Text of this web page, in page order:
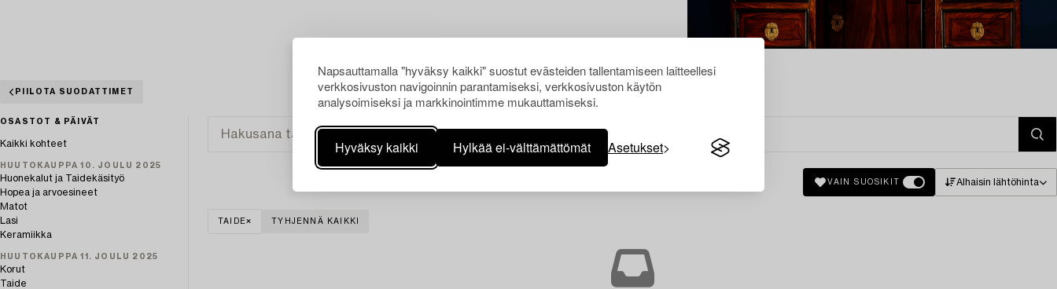
Napsauttamalla "hyväksy kaikki" suostut evästeiden tallentamiseen laitteellesi
verkkosivuston navigoinnin parantamiseksi, verkkosivuston käytön
analysoimiseksi ja markkinointimme mukauttamiseksi.
Hyväksy kaikki Hylkää ei-välttämättömät Asetukset
PIILOTA SUODATTIMET
OSASTOT & PÄIVÄT
Kaikki kohteet
HUUTOKAUPPA 10. JOULU 2025
Huonekalut ja Taidekäsityö
Hopea ja arvoesineet
Matot
Lasi
Keramiikka
HUUTOKAUPPA 11. JOULU 2025
Korut
Taide
VAIN SUOSIKIT Alhaisin lähtöhinta
TAIDE TYHJENNÄ KAIKKI